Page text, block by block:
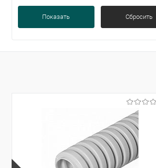
Показать Сбросить